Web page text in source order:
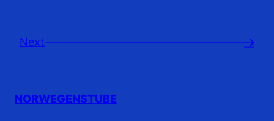
Next →
NORWEGENSTUBE